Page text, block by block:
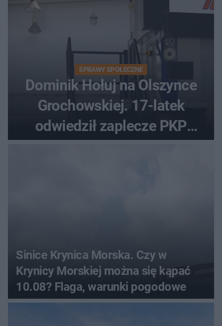
SPRAWY SPOŁECZNE
Dominik Hołuj na Olszynce
Grochowskiej. 17-latek
odwiedził zaplecze PKP
Intercity
Sinice Krynica Morska. Czy w
Krynicy Morskiej można się kąpać
10.08? Flaga, warunki pogodowe